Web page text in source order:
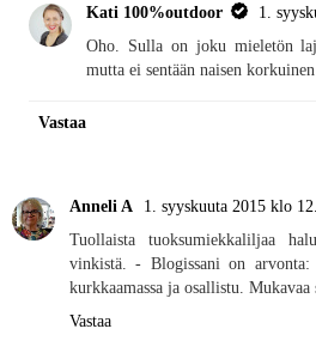
Kati 100%outdoor
1.
Oho. Sulla on joku mieletön
mutta ei sentään naisen
Vastaa
Anneli A
1. syyskuuta 2015 klo
Tuollaista tuoksumiekkaliljaa
vinkistä. - Blogissani on arvonta:
kurkkaamassa ja osallistu. Mukavaa
Vastaa